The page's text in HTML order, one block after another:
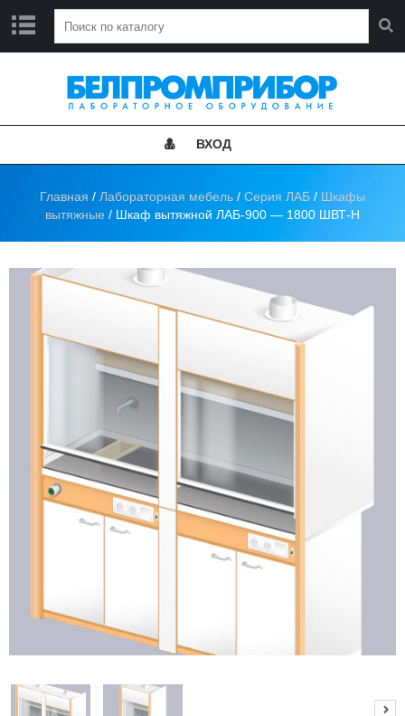
В
В
Т
К
ВХОД
Главная / Лабораторная мебель / Серия ЛАБ / Шкафы
вытяжные / Шкаф вытяжной ЛАБ-900 — 1800 ШВТ-Н